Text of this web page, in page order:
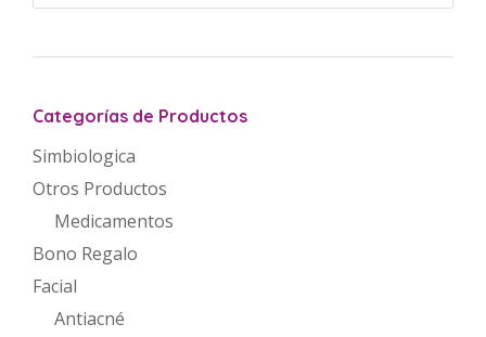
productos
Categorías de Productos
Simbiologica
Otros Productos
Medicamentos
Bono Regalo
Facial
Antiacné